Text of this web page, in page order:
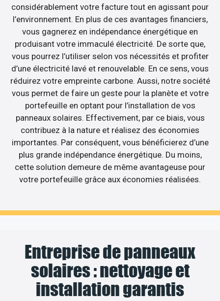
considérablement votre facture tout en agissant pour
l’environnement. En plus de ces avantages financiers,
vous gagnerez en indépendance énergétique en
produisant votre immaculé électricité. De sorte que,
vous pourrez l’utiliser selon vos nécessités et profiter
d’une électricité lavé et renouvelable. En ce sens, vous
réduirez votre empreinte carbone. Aussi, notre société
vous permet de faire un geste pour la planète et votre
portefeuille en optant pour l’installation de vos
panneaux solaires. Effectivement, par ce biais, vous
contribuez à la nature et réalisez des économies
importantes. Par conséquent, vous bénéficierez d’une
plus grande indépendance énergétique. Du moins,
cette solution demeure de même avantageuse pour
votre portefeuille grâce aux économies réalisées.
Entreprise de panneaux
solaires : nettoyage et
installation garantis